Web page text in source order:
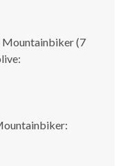
Mountainbiker (7